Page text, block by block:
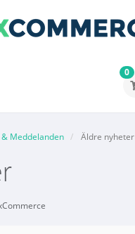
0
Meddelanden Äldre nyheter